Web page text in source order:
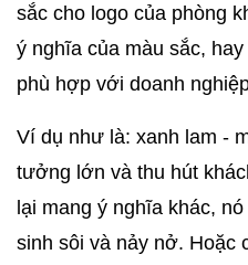
sắc cho logo của phòng
ý nghĩa của màu sắc,
phù hợp với doanh
Ví dụ như là: xanh lam -
tưởng lớn và thu hút
lại mang ý nghĩa khác,
sinh sôi và nảy nở. Hoặc